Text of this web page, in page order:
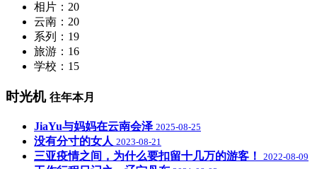
相片：20
云南：20
系列：19
旅游：16
学校：15
时光机 往年本月
JiaYu与妈妈在云南会泽 2025-08-25
没有分寸的女人 2023-08-21
三亚疫情之间，为什么要扣留十几万的游客！ 2022-08-09